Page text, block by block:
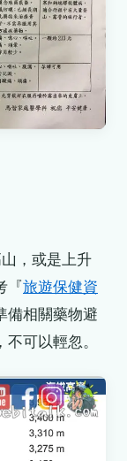
，或是上升
『旅遊保健資
備相關藥物避
可以輕忽。